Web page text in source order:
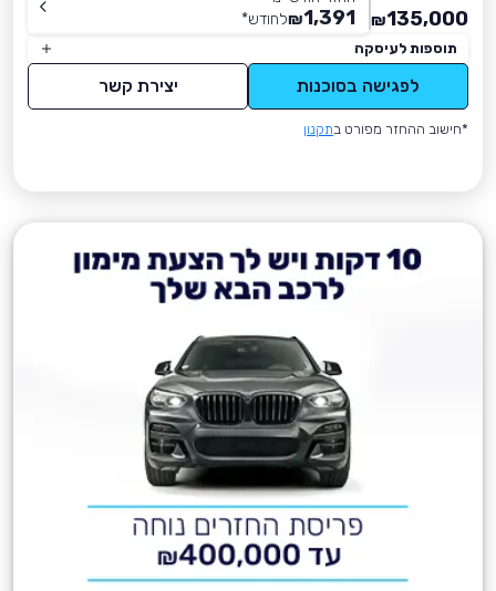
135,000
₪
1,391
₪לחודש*
תוספות לעיסקה
לפגישה בסוכנות יצירת קשר
*חישוב ההחזר מפורט בתקנון